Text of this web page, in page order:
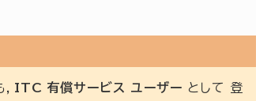
ITC 有償サービス ユーザー として 登